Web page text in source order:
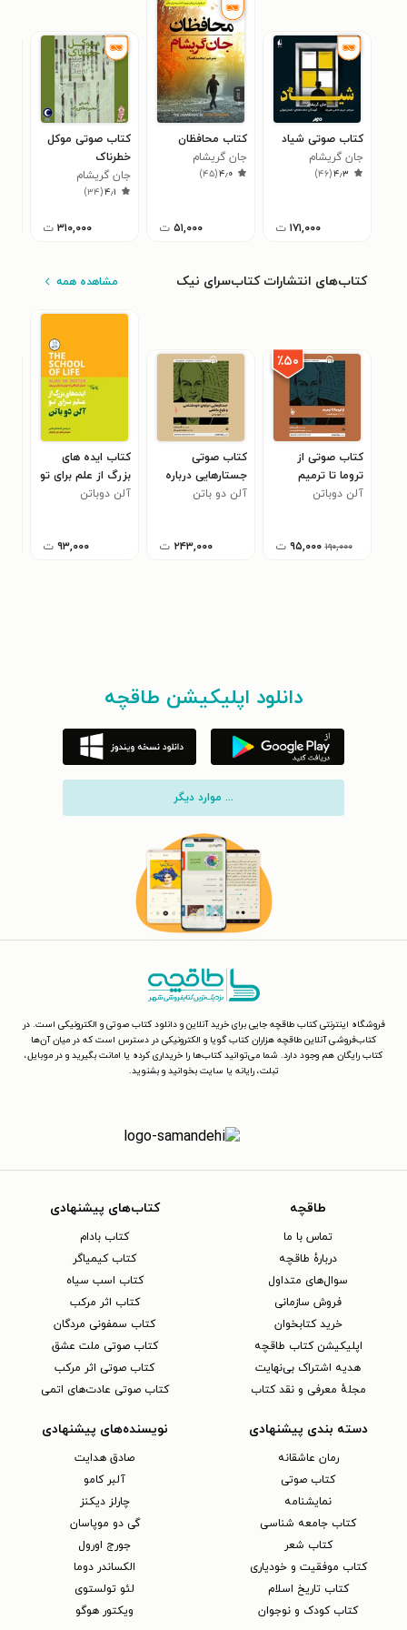
کتاب صوتی شیاد
جان گریشام
۴٫۳(۴۶)
۱۷۱,۰۰۰ ت
کتاب محافظان
جان گریشام
۴٫۰(۴۵)
۵۱,۰۰۰ ت
کتاب صوتی موکل
خطرناک
جان گریشام
۴٫۱(۳۴)
۳۱۰,۰۰۰ ت
کتاب‌های انتشارات کتاب‌سرای نیک مشاهده همه
٪۵۰
کتاب صوتی از
تروما تا ترمیم
آلن دوباتن
۱۹۰,۰۰۰ ۹۵,۰۰۰ ت
کتاب صوتی
جستارهایی درباره‌
خودشناسی و بلوغ
آلن دو باتن
۲۴۳,۰۰۰ ت
کتاب ایده های
بزرگ از علم برای تو
آلن دوباتن
۹۳,۰۰۰ ت
دانلود اپلیکیشن طاقچه
... موارد دیگر
فروشگاه اینترنتی کتاب طاقچه جایی برای خرید آنلاین و دانلود کتاب صوتی و الکترونیکی است. در
کتاب‌فروشی آنلاین طاقچه هزاران کتاب گویا و الکترونیکی در دسترس است که در میان آن‌ها
کتاب رایگان هم وجود دارد. شما می‌توانید کتاب‌ها را خریداری کرده یا امانت بگیرید و در موبایل،
تبلت، رایانه یا سایت بخوانید و بشنوید.
طاقچه
تماس با ما
دربارهٔ طاقچه
سوال‌های متداول
فروش سازمانی
خرید کتابخوان
اپلیکیشن کتاب طاقچه
هدیه اشتراک بی‌نهایت
مجلهٔ معرفی و نقد کتاب
کتاب‌های پیشنهادی
کتاب بادام
کتاب کیمیاگر
کتاب اسب سیاه
کتاب اثر مرکب
کتاب سمفونی مردگان
کتاب صوتی ملت عشق
کتاب صوتی اثر مرکب
کتاب صوتی عادت‌های اتمی
دسته بندی پیشنهادی
رمان عاشقانه
کتاب‌ صوتی
نمایشنامه
کتاب جامعه شناسی
کتاب شعر
کتاب موفقیت و خودیاری
کتاب تاریخ اسلام
کتاب کودک و نوجوان
نویسنده‌های پیشنهادی
صادق هدایت
آلبر کامو
چارلز دیکنز
گی دو موپاسان
جورج اورول
الکساندر دوما
لئو تولستوی
ویکتور هوگو